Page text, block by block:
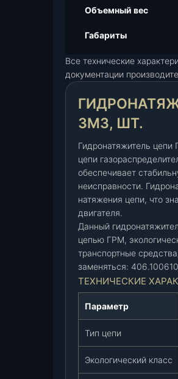
д
р
н
т
я
ж
и
т
е
л
ь
Е
-
3
2
-
Объемный вес
Габариты
Все технические
документации
ЗМЗ, ШТ.
Гидронатяжитель цепи
цепи
обеспечивает
неисправности.
натяжения цепи, что
двигателя.
Данный
цепью ГРМ,
транспортные
заменяться:
ТЕХНИЧЕСКИЕ
Параметр
Тип цепи
Экологический класс